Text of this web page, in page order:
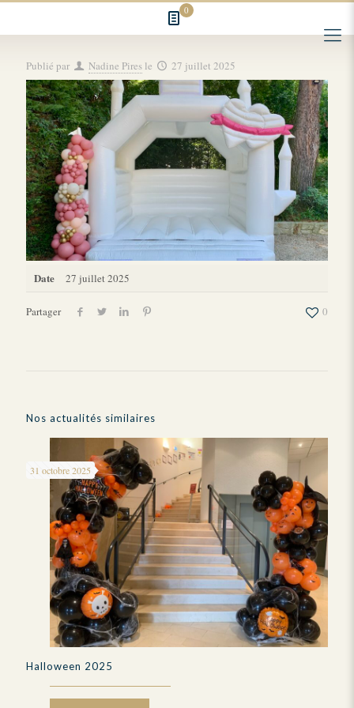
0
Publié par Nadine Pires le 27 juillet 2025
Date 27 juillet 2025
Partager 0
Nos actualités similaires
31 octobre 2025
Halloween 2025